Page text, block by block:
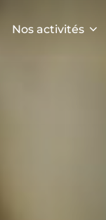
Nos activités